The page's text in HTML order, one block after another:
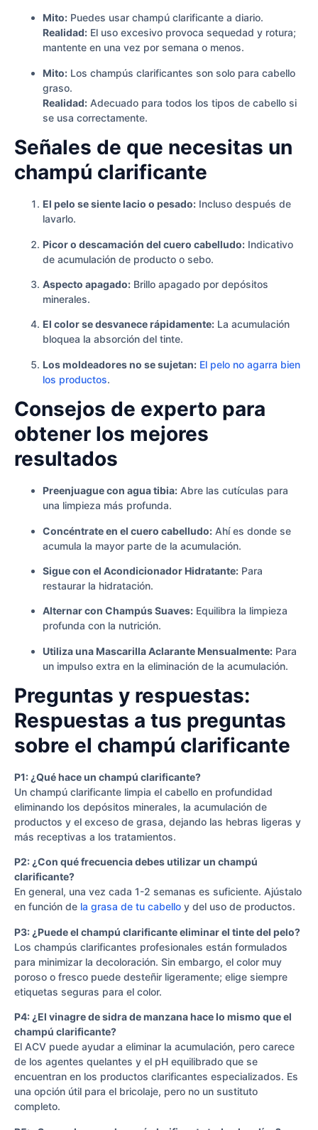
Mito: Puedes usar champú clarificante a diario.
Realidad: El uso excesivo provoca sequedad y rotura;
mantente en una vez por semana o menos.
Mito: Los champús clarificantes son solo para cabello
graso.
Realidad: Adecuado para todos los tipos de cabello si
se usa correctamente.
Señales de que necesitas un
champú clarificante
El pelo se siente lacio o pesado: Incluso después de
lavarlo.
Picor o descamación del cuero cabelludo: Indicativo
de acumulación de producto o sebo.
Aspecto apagado: Brillo apagado por depósitos
minerales.
El color se desvanece rápidamente: La acumulación
bloquea la absorción del tinte.
Los moldeadores no se sujetan: El pelo no agarra bien
los productos.
Consejos de experto para
obtener los mejores
resultados
Preenjuague con agua tibia: Abre las cutículas para
una limpieza más profunda.
Concéntrate en el cuero cabelludo: Ahí es donde se
acumula la mayor parte de la acumulación.
Sigue con el Acondicionador Hidratante: Para
restaurar la hidratación.
Alternar con Champús Suaves: Equilibra la limpieza
profunda con la nutrición.
Utiliza una Mascarilla Aclarante Mensualmente: Para
un impulso extra en la eliminación de la acumulación.
Preguntas y respuestas:
Respuestas a tus preguntas
sobre el champú clarificante
P1: ¿Qué hace un champú clarificante?
Un champú clarificante limpia el cabello en profundidad
eliminando los depósitos minerales, la acumulación de
productos y el exceso de grasa, dejando las hebras ligeras y
más receptivas a los tratamientos.
P2: ¿Con qué frecuencia debes utilizar un champú
clarificante?
En general, una vez cada 1-2 semanas es suficiente. Ajústalo
en función de la grasa de tu cabello y del uso de productos.
P3: ¿Puede el champú clarificante eliminar el tinte del pelo?
Los champús clarificantes profesionales están formulados
para minimizar la decoloración. Sin embargo, el color muy
poroso o fresco puede desteñir ligeramente; elige siempre
etiquetas seguras para el color.
P4: ¿El vinagre de sidra de manzana hace lo mismo que el
champú clarificante?
El ACV puede ayudar a eliminar la acumulación, pero carece
de los agentes quelantes y el pH equilibrado que se
encuentran en los productos clarificantes especializados. Es
una opción útil para el bricolaje, pero no un sustituto
completo.